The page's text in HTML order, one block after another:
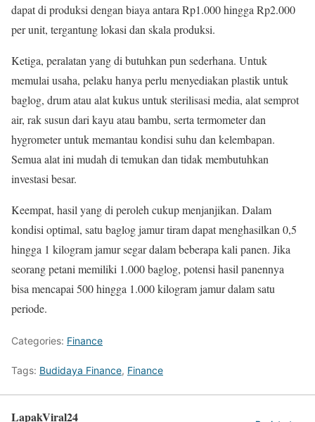
dapat di produksi dengan biaya antara Rp1.000 hingga Rp2.000
per unit, tergantung lokasi dan skala produksi.
Ketiga, peralatan yang di butuhkan pun sederhana. Untuk
memulai usaha, pelaku hanya perlu menyediakan plastik untuk
baglog, drum atau alat kukus untuk sterilisasi media, alat semprot
air, rak susun dari kayu atau bambu, serta termometer dan
hygrometer untuk memantau kondisi suhu dan kelembapan.
Semua alat ini mudah di temukan dan tidak membutuhkan
investasi besar.
Keempat, hasil yang di peroleh cukup menjanjikan. Dalam
kondisi optimal, satu baglog jamur tiram dapat menghasilkan 0,5
hingga 1 kilogram jamur segar dalam beberapa kali panen. Jika
seorang petani memiliki 1.000 baglog, potensi hasil panennya
bisa mencapai 500 hingga 1.000 kilogram jamur dalam satu
periode.
Categories: Finance
Tags: Budidaya Finance, Finance
LapakViral24